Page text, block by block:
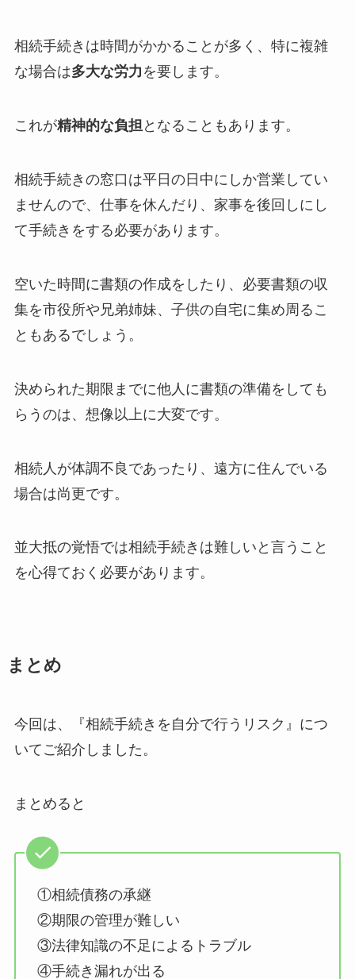
相続手続きは時間がかかることが多く、特に複雑
な場合は多大な労力 を要します。
これが精神的な負担となることもあります。
相続手続きの窓口は平日の日中にしか営業してい
ませんので、仕事を休んだり、家事を後回しにし
て手続きをする必要があります。
空いた時間に書類の作成をしたり、必要書類の収
集を市役所や兄弟姉妹、子供の自宅に集め周るこ
ともあるでしょう。
決められた期限までに他人に書類の準備をしても
らうのは、想像以上に大変です。
相続人が体調不良であったり、遠方に住んでいる
場合は尚更です。
並大抵の覚悟では相続手続きは難しいと言うこと
を心得ておく必要があります。
まとめ
今回は、『相続手続きを自分で行うリスク』につ
いてご紹介しました。
まとめると
①相続債務の承継
②期限の管理が難しい
③法律知識の不足によるトラブル
④手続き漏れが出る